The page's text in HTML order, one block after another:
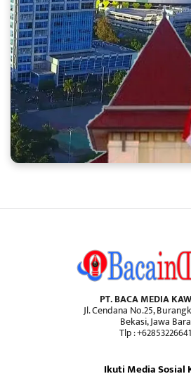
PT. BACA MEDIA
Jl. Cendana No.25,
Bekasi, Jawa
Tlp :
Ikuti Media Sosial